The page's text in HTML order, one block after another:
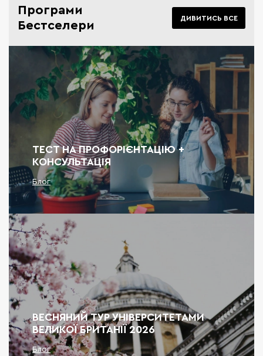
Програми
Бестселери
ДИВИТИСЬ ВСЕ
ТЕСТ НА ПРОФОРІЄНТАЦІЮ +
КОНСУЛЬТАЦІЯ
Блог
ВЕСНЯНИЙ ТУР УНІВЕРСИТЕТАМИ
ВЕЛИКОЇ БРИТАНІЇ 2026
Блог